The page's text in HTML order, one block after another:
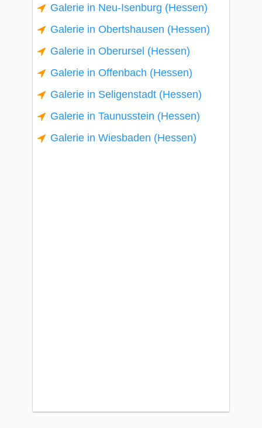
Galerie in Neu-Isenburg (Hessen)
Galerie in Obertshausen (Hessen)
Galerie in Oberursel (Hessen)
Galerie in Offenbach (Hessen)
Galerie in Seligenstadt (Hessen)
Galerie in Taunusstein (Hessen)
Galerie in Wiesbaden (Hessen)